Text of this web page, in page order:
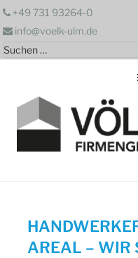
Zum
springen
+49 731 93264-0
info@voelk-ulm.de
Suchen
nach:
AREAL – WIR